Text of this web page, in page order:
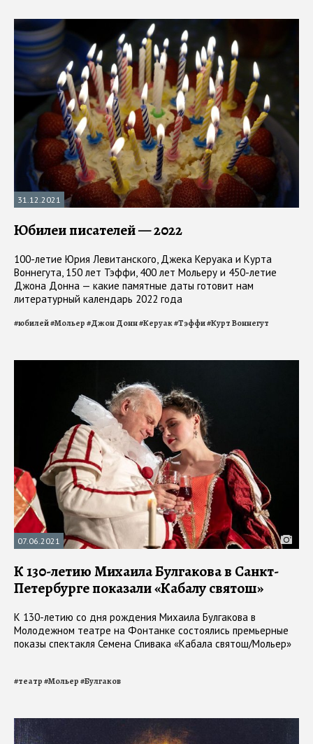
31.12.2021
Юбилеи писателей — 2022
100-летие Юрия Левитанского, Джека Керуака и Курта
Воннегута, 150 лет Тэффи, 400 лет Мольеру и 450-летие
Джона Донна — какие памятные даты готовит нам
литературный календарь 2022 года
#юбилей#Мольер#Джон Донн#Керуак#Тэффи#Курт Воннегут
07.06.2021
К 130-летию Михаила Булгакова в Санкт-
Петербурге показали «Кабалу святош»
К 130-летию со дня рождения Михаила Булгакова в
Молодежном театре на Фонтанке состоялись премьерные
показы спектакля Семена Спивака «Кабала святош/Мольер»
#театр#Мольер#Булгаков